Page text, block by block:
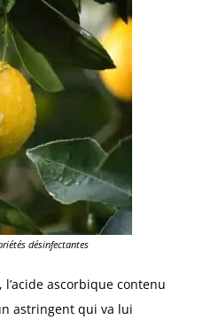
désinfectantes
l’acide ascorbique contenu
astringent qui va lui